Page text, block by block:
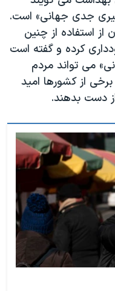
جدی جهانی» است.
استفاده از چنین
کرده و گفته است
می تواند مردم
از کشورها امید
دست بدهند.